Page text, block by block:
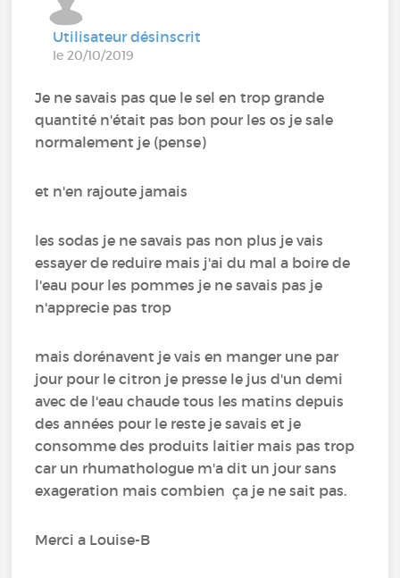
Utilisateur désinscrit
le 20/10/2019
Je ne savais pas que le sel en trop grande
quantité n'était pas bon pour les os je sale
normalement je (pense)
et n'en rajoute jamais
les sodas je ne savais pas non plus je vais
essayer de reduire mais j'ai du mal a boire de
l'eau pour les pommes je ne savais pas je
n'apprecie pas trop
mais dorénavent je vais en manger une par
jour pour le citron je presse le jus d'un demi
avec de l'eau chaude tous les matins depuis
des années pour le reste je savais et je
consomme des produits laitier mais pas trop
car un rhumathologue m'a dit un jour sans
exageration mais combien ça je ne sait pas.
Merci a Louise-B